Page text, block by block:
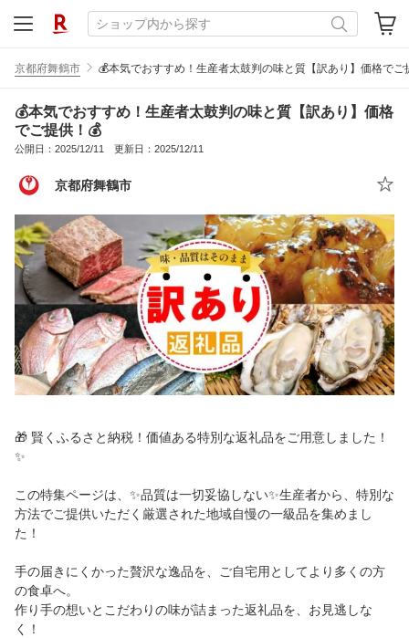
京都府舞鶴市 💰️本気でおすすめ！生産者太鼓判の味と質【訳あり】価格でご
💰️本気でおすすめ！生産者太鼓判の味と質【訳あり】価格
でご提供！💰
公開日：2025/12/11 更新日：2025/12/11
京都府舞鶴市
🎁 賢くふるさと納税！価値ある特別な返礼品をご用意しました！
✨
この特集ページは、✨️品質は一切妥協しない✨️生産者から、特別な
方法でご提供いただく厳選された地域自慢の一級品を集めまし
た！
手の届きにくかった贅沢な逸品を、ご自宅用としてより多くの方
の食卓へ。
作り手の想いとこだわりの味が詰まった返礼品を、お見逃しな
く！